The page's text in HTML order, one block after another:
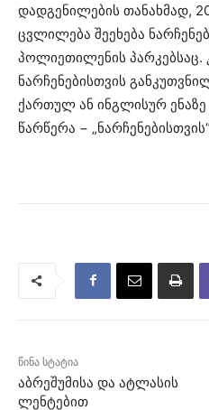
დადგენილების თანახმად,
ცვლილება შეეხება
პოლიეთილენის პარკებსაც.
ნარჩენებისთვის
ქართულ ან ინგლისურ
წარწერა −
წინა სტატია
აბრეშუმისა და ატლასის
ლენტებით